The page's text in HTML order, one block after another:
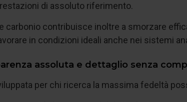
di assoluto riferimento.
carbonio contribuisce inoltre a smorzare
in condizioni ideali anche nei sistemi
assoluta e dettaglio senza
per chi ricerca la massima fedeltà